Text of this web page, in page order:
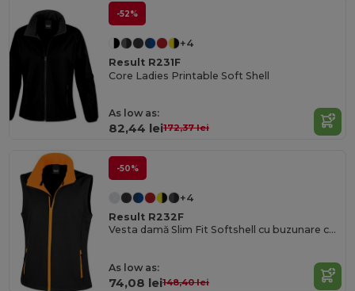
-52%
+4
Result R231F
Core Ladies Printable Soft Shell
As low as:
82,44 lei172,37 lei
-50%
+4
Result R232F
Vesta damă Slim Fit Softshell cu buzunare cu fermoar
As low as:
74,08 lei148,40 lei